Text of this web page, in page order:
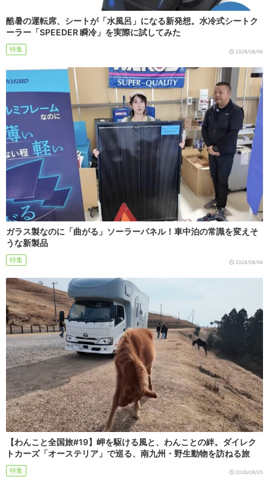
酷暑の運転席、シートが「水風呂」になる新発想。水冷式シートク
ーラー「SPEEDER 瞬冷」を実際に試してみた
特集 2026/08/06
ガラス製なのに「曲がる」ソーラーパネル！車中泊の常識を変えそ
うな新製品
特集 2026/08/06
【わんこと全国旅#19】岬を駆ける風と、わんことの絆。ダイレク
トカーズ「オーステリア」で巡る、南九州・野生動物を訪ねる旅
特集 2026/08/05